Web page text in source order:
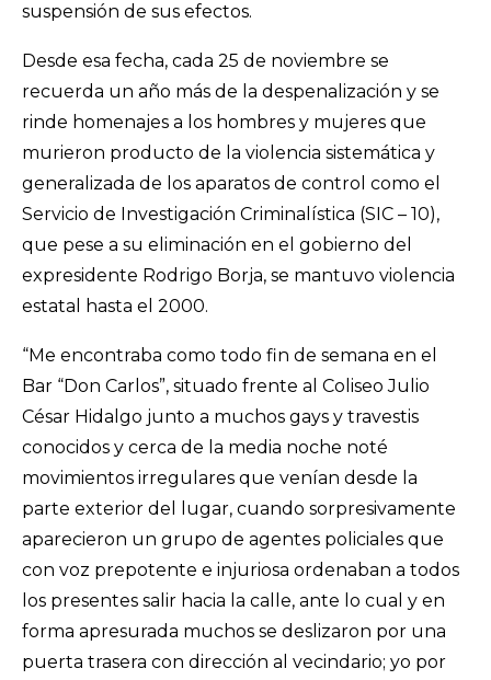
suspensión de sus efectos.
Desde esa fecha, cada 25 de noviembre se
recuerda un año más de la despenalización y se
rinde homenajes a los hombres y mujeres que
murieron producto de la violencia sistemática y
generalizada de los aparatos de control como el
Servicio de Investigación Criminalística (SIC – 10),
que pese a su eliminación en el gobierno del
expresidente Rodrigo Borja, se mantuvo violencia
estatal hasta el 2000.
“Me encontraba como todo fin de semana en el
Bar “Don Carlos”, situado frente al Coliseo Julio
César Hidalgo junto a muchos gays y travestis
conocidos y cerca de la media noche noté
movimientos irregulares que venían desde la
parte exterior del lugar, cuando sorpresivamente
aparecieron un grupo de agentes policiales que
con voz prepotente e injuriosa ordenaban a todos
los presentes salir hacia la calle, ante lo cual y en
forma apresurada muchos se deslizaron por una
puerta trasera con dirección al vecindario; yo por